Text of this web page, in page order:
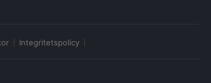
Integritetspolicy